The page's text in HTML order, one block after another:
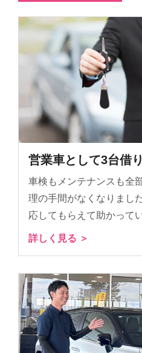
営業車として3台借
車検もメンテナンスも全
理の手間がなくなりまし
応してもらえて助かって
詳しく見る ＞